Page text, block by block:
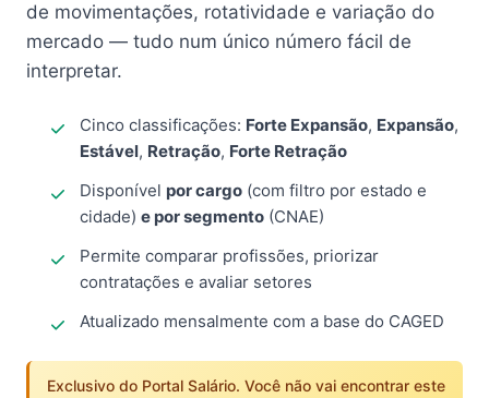
de movimentações, rotatividade e variação do
mercado — tudo num único número fácil de
interpretar.
Cinco classificações: Forte Expansão, Expansão,
Estável, Retração, Forte Retração
Disponível por cargo (com filtro por estado e
cidade) e por segmento (CNAE)
Permite comparar profissões, priorizar
contratações e avaliar setores
Atualizado mensalmente com a base do CAGED
Exclusivo do Portal Salário. Você não vai encontrar este